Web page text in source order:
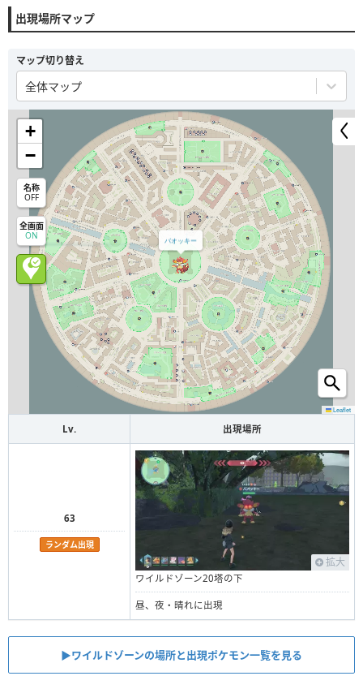
出現場所マップ
マップ切り替え
全体マップ
バオッキー
+
−
名称
OFF
全画面
ON
Leaflet
Lv. 出現場所
63
ランダム出現
拡大
ワイルドゾーン20塔の下
昼、夜・晴れに出現
▶︎ワイルドゾーンの場所と出現ポケモン一覧を見る